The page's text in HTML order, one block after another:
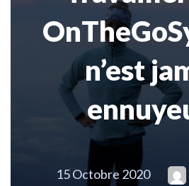
n’est
15 Octobre 2020